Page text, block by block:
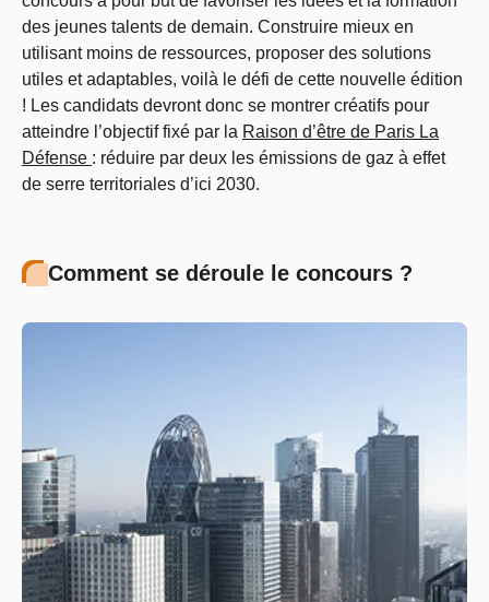
des jeunes talents de demain. Construire mieux en
utilisant moins de ressources, proposer des solutions
utiles et adaptables, voilà le défi de cette nouvelle édition
! Les candidats devront donc se montrer créatifs pour
atteindre l’objectif fixé par la Raison d’être de Paris La
Défense : réduire par deux les émissions de gaz à effet
de serre territoriales d’ici 2030.
Comment se déroule le concours ?